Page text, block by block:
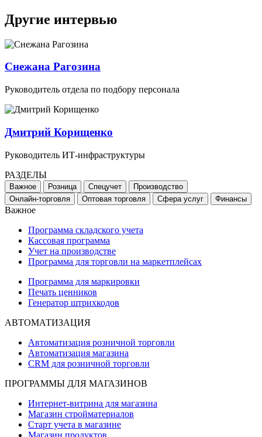
Другие интервью
Снежана Рагозина
Руководитель отдела по подбору персонала
Дмитрий Корищенко
Руководитель ИТ-инфраструктуры
РАЗДЕЛЫ
Важное Розница Спецучет
Производство
Онлайн-торговля
Оптовая торговля Сфера услуг Финансы
Важное
Программа складского учета
Кассовая программа
Учет на производстве
Программа для торговли на маркетплейсах
Программа для маркировки
Печать ценников
Генератор штрихкодов
АВТОМАТИЗАЦИЯ
Автоматизация розничной торговли
Автоматизация магазина
CRM для розничной торговли
ПРОГРАММЫ ДЛЯ МАГАЗИНОВ
Интернет-витрина для магазина
Магазин стройматериалов
Старт учета в магазине
Магазин продуктов